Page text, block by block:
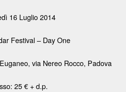
16 Luglio 2014
Festival – Day One
via Nereo Rocco, Padova
25 € + d.p.